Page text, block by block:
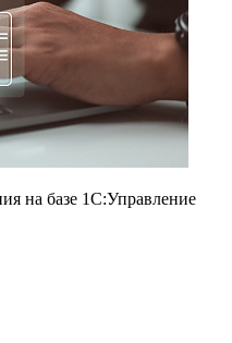
на базе 1С:Управление